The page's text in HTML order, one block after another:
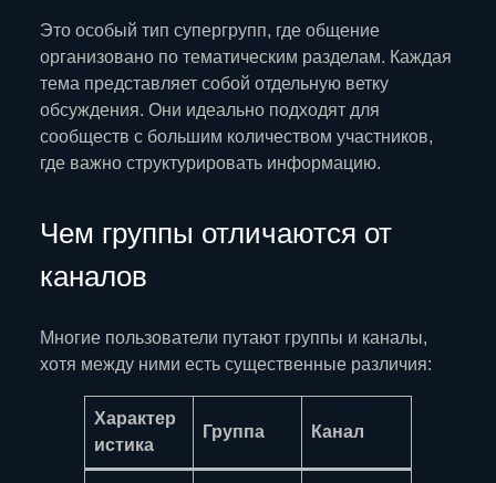
Это особый тип супергрупп, где общение
организовано по тематическим разделам. Каждая
тема представляет собой отдельную ветку
обсуждения. Они идеально подходят для
сообществ с большим количеством участников,
где важно структурировать информацию.
Чем группы отличаются от
каналов
Многие пользователи путают группы и каналы,
хотя между ними есть существенные различия:
Характер
истика
Группа Канал